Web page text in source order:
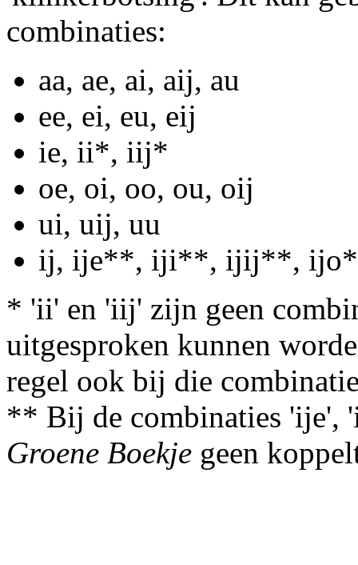
combinaties:
aa, ae, ai, aij, au
ee, ei, eu, eij
ie, ii*, iij*
oe, oi, oo, ou, oij
ui, uij, uu
ij, ije**, iji**, ijij**,
* 'ii' en 'iij' zijn geen
uitgesproken kunnen
regel ook bij die
** Bij de combinaties
Groene Boekje geen